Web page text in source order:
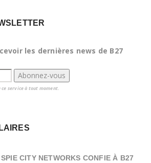
les dernières news de B27
ce service à tout moment.
SPIE CITY NETWORKS CONFIE À B27